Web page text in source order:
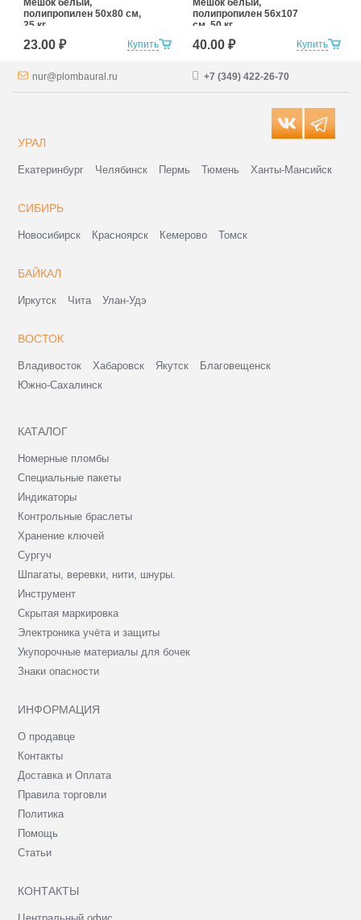
Купить
Мешок белый,
полипропилен 50x80 см,
25 кг
23.00 ₽ Купить
Мешок белый,
полипропилен 56x107
см, 50 кг
40.00 ₽
nur@plombaural.ru +7 (349) 422-26-70
УРАЛ
Екатеринбург Челябинск Пермь Тюмень Ханты-Мансийск
СИБИРЬ
Новосибирск Красноярск Кемерово Томск
БАЙКАЛ
Иркутск Чита Улан-Удэ
ВОСТОК
Владивосток Хабаровск Якутск
Благовещенск
Южно-Сахалинск
КАТАЛОГ
Номерные пломбы
Специальные пакеты
Индикаторы
Контрольные браслеты
Хранение ключей
Сургуч
Шпагаты, веревки, нити, шнуры.
Инструмент
Скрытая маркировка
Электроника учёта и защиты
Укупорочные материалы для бочек
Знаки опасности
ИНФОРМАЦИЯ
О продавце
Контакты
Доставка и Оплата
Правила торговли
Политика
Помощь
Статьи
КОНТАКТЫ